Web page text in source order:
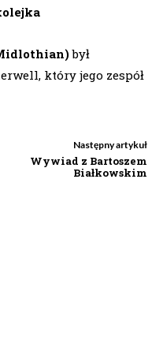
był
który jego zespół
Następny artykuł
Wywiad z Bartoszem
Białkowskim